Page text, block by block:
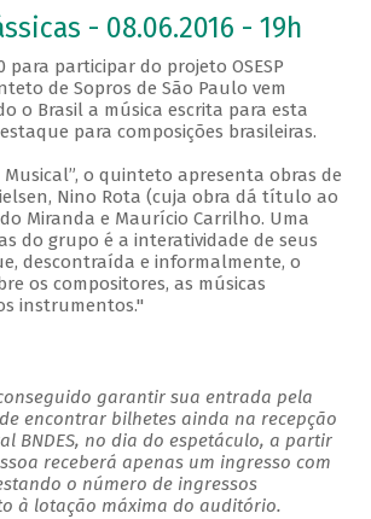
- 08.06.2016 - 19h
para participar do projeto OSESP
de Sopros de São Paulo vem
o Brasil a música escrita para esta
para composições brasileiras.
Musical”, o quinteto apresenta obras de
Nino Rota (cuja obra dá título ao
Miranda e Maurício Carrilho. Uma
do grupo é a interatividade de seus
descontraída e informalmente, o
os compositores, as músicas
instrumentos."
garantir sua entrada pela
encontrar bilhetes ainda na recepção
BNDES, no dia do espetáculo, a partir
receberá apenas um ingresso com
o número de ingressos
à lotação máxima do auditório.